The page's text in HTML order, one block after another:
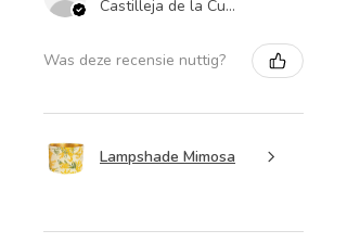
Castilleja de la Cuesta , ES-AN
Was deze recensie nuttig?
Lampshade Mimosa